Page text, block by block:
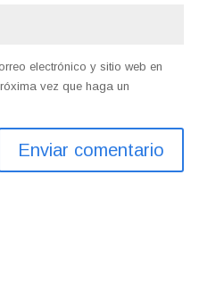
electrónico y sitio web en
vez que haga un